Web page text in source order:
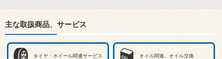
主な取扱商品、サービス
タイヤ・ホイール関連サービス オイル関連、オイル交換